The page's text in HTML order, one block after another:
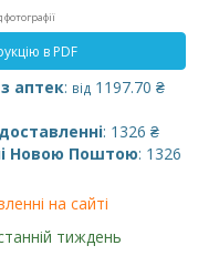
в PDF
аптек: від 1197.70 ₴
: 1326 ₴
Новою Поштою: 1326
на сайті
тиждень